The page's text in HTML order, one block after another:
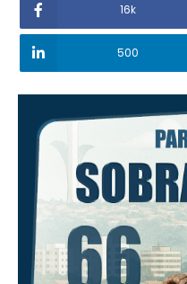
16k
500